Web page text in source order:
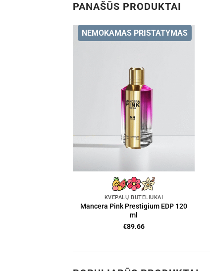
PANAŠŪS PRODUKTAI
NEMOKAMAS PRISTATYMAS
KVEPALŲ BUTELIUKAI
Mancera Pink Prestigium EDP 120
ml
€89.66